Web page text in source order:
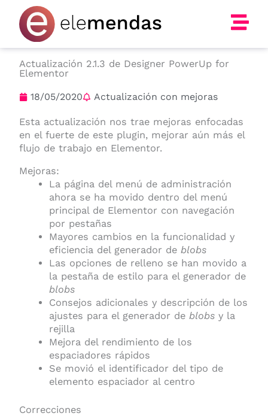
contenido
Actualización 2.1.3 de Designer PowerUp for
Elementor
18/05/2020 Actualización con mejoras
Esta actualización nos trae mejoras enfocadas
en el fuerte de este plugin, mejorar aún más el
flujo de trabajo en Elementor.
Mejoras:
La página del menú de administración
ahora se ha movido dentro del menú
principal de Elementor con navegación
por pestañas
Mayores cambios en la funcionalidad y
eficiencia del generador de blobs
Las opciones de relleno se han movido a
la pestaña de estilo para el generador de
blobs
Consejos adicionales y descripción de los
ajustes para el generador de blobsy la
rejilla
Mejora del rendimiento de los
espaciadores rápidos
Se movió el identificador del tipo de
elemento espaciador al centro
Correcciones